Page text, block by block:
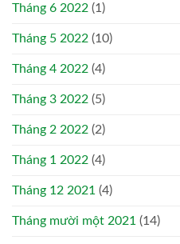
Tháng 6 2022 (1)
Tháng 5 2022 (10)
Tháng 4 2022 (4)
Tháng 3 2022 (5)
Tháng 2 2022 (2)
Tháng 1 2022 (4)
Tháng 12 2021 (4)
Tháng mười một 2021 (14)